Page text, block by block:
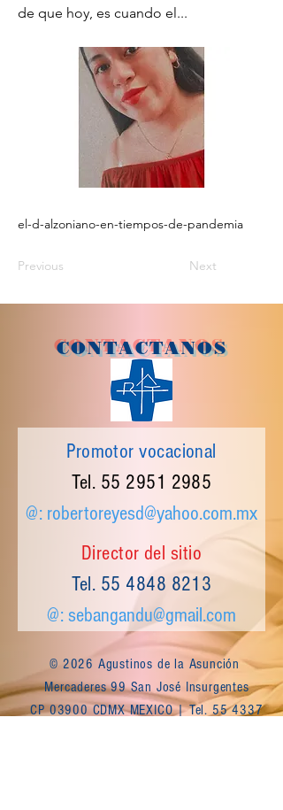
de que hoy, es cuando el...
el-d-alzoniano-en-tiempos-de-pandemia
Previous Next
CONTACTANOS
Promotor vocacional
Tel. 55 2951 2985
@: robertoreyesd@yahoo.com.mx
Director del sitio
Tel. 55 4848 8213
@:sebangandu@gmail.com
© 2026 Agustinos de la Asunción
Mercaderes 99 San José Insurgentes
CP 03900 CDMX MEXICO | Tel. 55 4337